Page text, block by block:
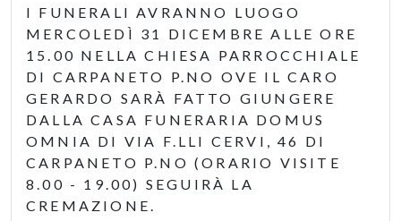
I FUNERALI AVRANNO LUOGO
MERCOLEDÌ 31 DICEMBRE ALLE ORE
15.00 NELLA CHIESA PARROCCHIALE
DI CARPANETO P.NO OVE IL CARO
GERARDO SARÀ FATTO GIUNGERE
DALLA CASA FUNERARIA DOMUS
OMNIA DI VIA F.LLI CERVI, 46 DI
CARPANETO P.NO (ORARIO VISITE
8.00 - 19.00) SEGUIRÀ LA
CREMAZIONE.